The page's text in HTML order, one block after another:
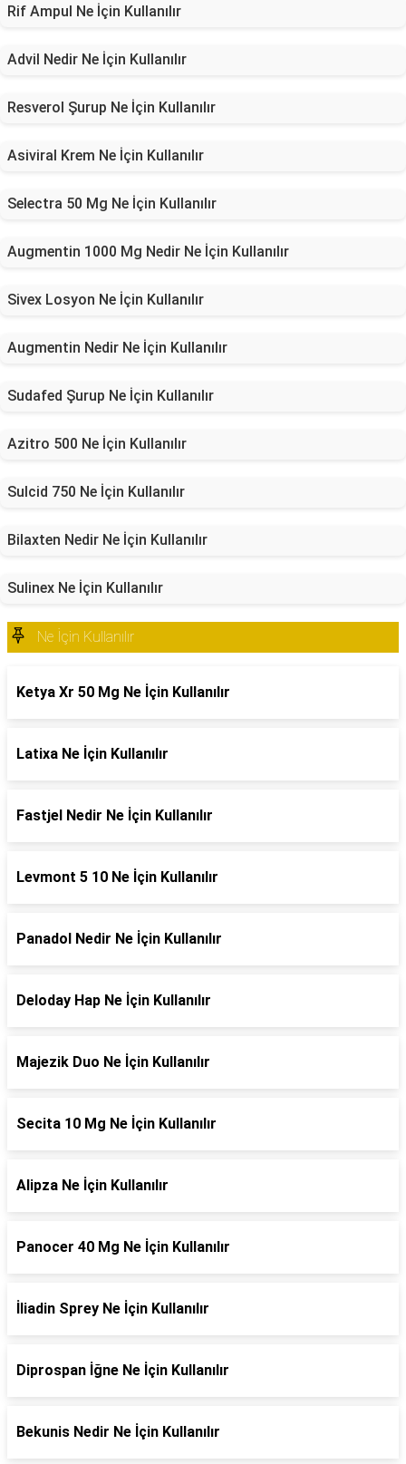
Rif Ampul Ne İçin Kullanılır
Advil Nedir Ne İçin Kullanılır
Resverol Şurup Ne İçin Kullanılır
Asiviral Krem Ne İçin Kullanılır
Selectra 50 Mg Ne İçin Kullanılır
Augmentin 1000 Mg Nedir Ne İçin Kullanılır
Sivex Losyon Ne İçin Kullanılır
Augmentin Nedir Ne İçin Kullanılır
Sudafed Şurup Ne İçin Kullanılır
Azitro 500 Ne İçin Kullanılır
Sulcid 750 Ne İçin Kullanılır
Bilaxten Nedir Ne İçin Kullanılır
Sulinex Ne İçin Kullanılır
Ne İçin Kullanılır
Ketya Xr 50 Mg Ne İçin Kullanılır
Latixa Ne İçin Kullanılır
Fastjel Nedir Ne İçin Kullanılır
Levmont 5 10 Ne İçin Kullanılır
Panadol Nedir Ne İçin Kullanılır
Deloday Hap Ne İçin Kullanılır
Majezik Duo Ne İçin Kullanılır
Secita 10 Mg Ne İçin Kullanılır
Alipza Ne İçin Kullanılır
Panocer 40 Mg Ne İçin Kullanılır
İliadin Sprey Ne İçin Kullanılır
Diprospan İğne Ne İçin Kullanılır
Bekunis Nedir Ne İçin Kullanılır